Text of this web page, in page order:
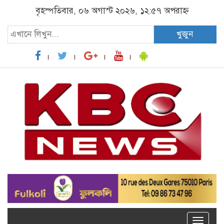
বৃহস্পতিবার, ০৬ অগাস্ট ২০২৬, ১২:৫৭ অপরাহ্ন
খুজুন